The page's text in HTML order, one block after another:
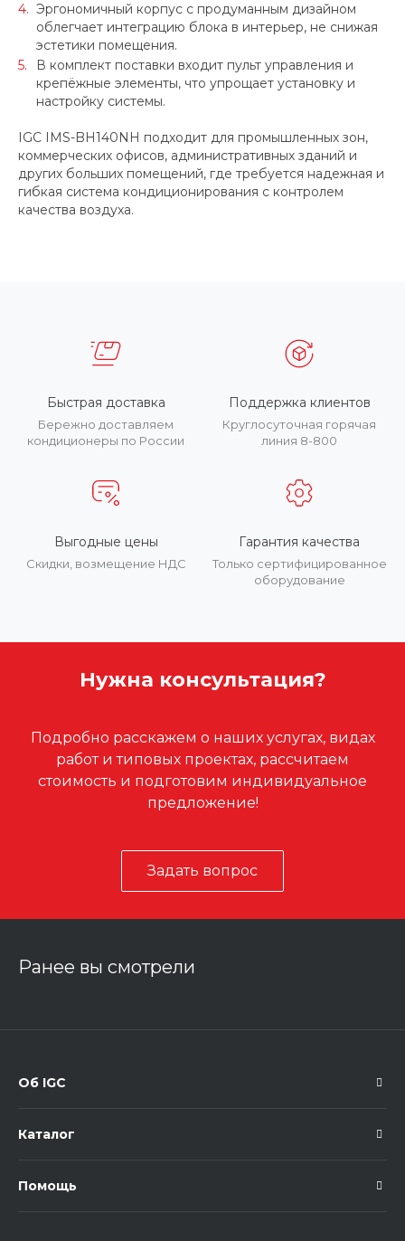
Эргономичный корпус с продуманным дизайном
облегчает интеграцию блока в интерьер, не снижая
эстетики помещения.
В комплект поставки входит пульт управления и
крепёжные элементы, что упрощает установку и
настройку системы.
IGC IMS-BH140NH подходит для промышленных зон,
коммерческих офисов, административных зданий и
других больших помещений, где требуется надежная и
гибкая система кондиционирования с контролем
качества воздуха.
Быстрая доставка
Бережно доставляем
кондиционеры по России
Поддержка клиентов
Круглосуточная горячая
линия 8-800
Выгодные цены
Скидки, возмещение НДС
Гарантия качества
Только сертифицированное
оборудование
Нужна консультация?
Подробно расскажем о наших услугах, видах
работ и типовых проектах, рассчитаем
стоимость и подготовим индивидуальное
предложение!
Задать вопрос
Ранее вы смотрели
Об IGC
Каталог
Помощь